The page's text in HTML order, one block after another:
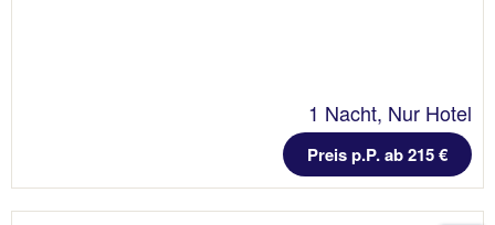
1 Nacht, Nur Hotel
Preis p.P. ab 215 €